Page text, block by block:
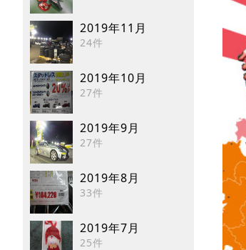
2019年11月
24件
2019年10月
27件
2019年9月
27件
2019年8月
33件
2019年7月
25件